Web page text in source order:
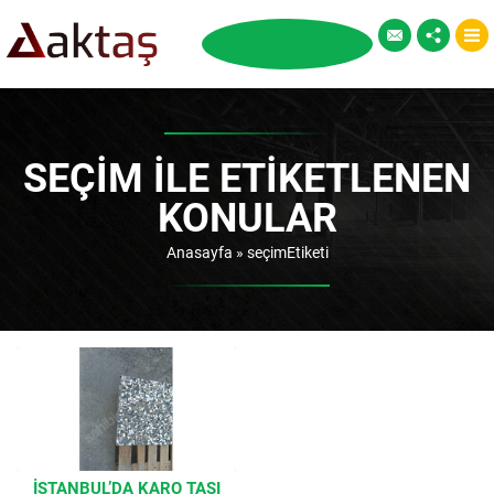
SEÇIM ILE ETIKETLENEN
KONULAR
Anasayfa » seçimEtiketi
İSTANBUL’DA KARO TAŞI